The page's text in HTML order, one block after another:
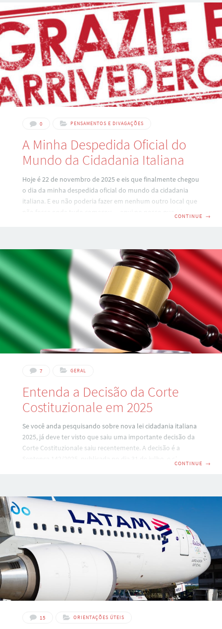
horas depois do habitual. Sem precisar me preocupar em
encontrar uma vaga na frente de
0 PENSAMENTOS E DIVAGAÇÕES
A Minha Despedida Oficial do
Mundo da Cidadania Italiana
Hoje é 22 de novembro de 2025 e eis que finalmente chegou
o dia da minha despedida oficial do mundo da cidadania
italiana. E eu não poderia fazer em nenhum outro local que
minha jornada começou na época do Orkut em 2004 e, logo
em seguida, veio o nascimento deste nosso
CONTINUE →
7 GERAL
Entenda a Decisão da Corte
Costituzionale em 2025
Se você anda pesquisando sobre nova lei cidadania italiana
2025, já deve ter visto que saiu uma importante decisão da
Corte Costituzionale saiu recentemente. A decisão é a
primeiro precisamos lembrar como funcionava o sistema
até agora. Durante muitos anos, a Itália reconheceu a
cidadania jure sanguinis,
CONTINUE →
15 ORIENTAÇÕES ÚTEIS